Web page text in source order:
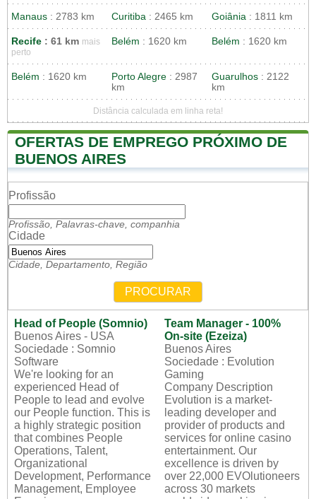
Manaus : 2783 km Curitiba : 2465 km Goiânia : 1811 km
Recife : 61 km mais
perto
Belém : 1620 km Belém : 1620 km
Belém : 1620 km Porto Alegre : 2987
km
Guarulhos : 2122
km
Distância calculada em linha reta!
OFERTAS DE EMPREGO PRÓXIMO DE
BUENOS AIRES
Profissão
Profissão, Palavras-chave, companhia
Cidade
Cidade, Departamento, Região
PROCURAR
Head of People (Somnio)
Buenos Aires - USA
Sociedade : Somnio
Software
We're looking for an
experienced Head of
People to lead and evolve
our People function. This is
a highly strategic position
that combines People
Operations, Talent,
Organizational
Development, Performance
Management, Employee
Team Manager - 100%
On-site (Ezeiza)
Buenos Aires
Sociedade : Evolution
Gaming
Company Description
Evolution is a market-
leading developer and
provider of products and
services for online casino
entertainment. Our
excellence is driven by
over 22,000 EVOlutioneers
across 30 markets